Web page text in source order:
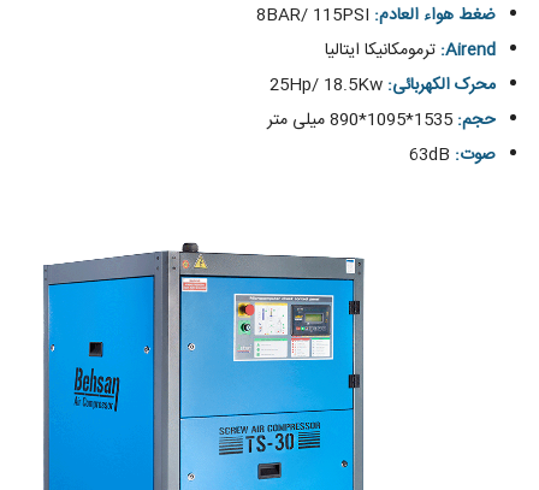
ضغط هواء العادم:
Airend: ترمومکانیکا ایتالیا
محرک الکهربائی: 25Hp/ 18.5Kw
حجم: 1535*1095*890 میلی متر
صوت: